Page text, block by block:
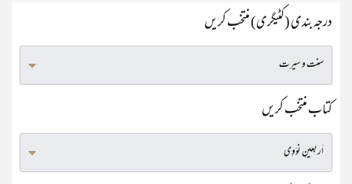
درجہ بندی (کٹیگری) منتخب کریں
کتاب منتخب کریں